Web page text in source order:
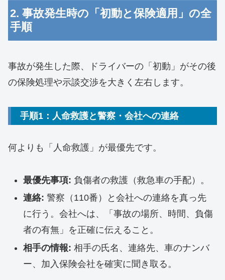
2. 事故発生時の「初動と保険適用」の全
手順
事故が発生した際、ドライバーの「初動」がその後
の保険処理や示談交渉を大きく左右します。
手順1：人命救護と警察・会社への連絡
何よりも「人命救護」が最優先です。
最優先事項: 負傷者の救護（救急車の手配）。
連絡: 警察（110番）と会社への連絡を真っ先
に行う。会社へは、「事故の場所、時間、負傷
者の有無」を正確に伝えること。
相手の情報: 相手の氏名、連絡先、車のナンバ
ー、加入保険会社を確実に聞き取る。